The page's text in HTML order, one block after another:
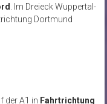
. Im Dreieck Wuppertal-
Dortmund
der A1 in Fahrtrichtung